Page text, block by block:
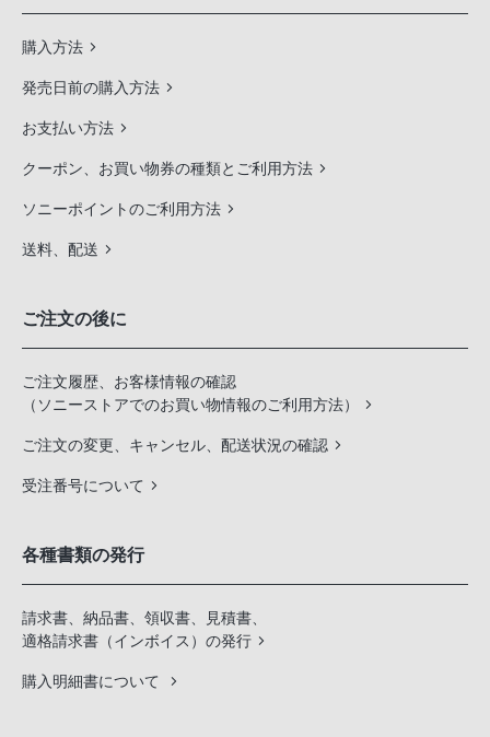
購入方法
発売日前の購入方法
お支払い方法
クーポン、お買い物券の種類とご利用方法
ソニーポイントのご利用方法
送料、配送
ご注文の後に
ご注文履歴、お客様情報の確認
（ソニーストアでのお買い物情報のご利用方法）
ご注文の変更、キャンセル、配送状況の確認
受注番号について
各種書類の発行
請求書、納品書、領収書、見積書、
適格請求書（インボイス）の発行
購入明細書について